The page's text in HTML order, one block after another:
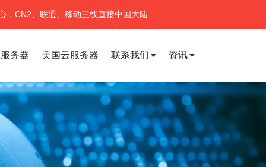
CN2、联通、移动三线直接中国大陆.
务器 美国云服务器 联系我们 资讯